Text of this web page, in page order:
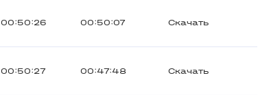
00:50:26 00:50:07 Скачать
00:50:27 00:47:48 Скачать